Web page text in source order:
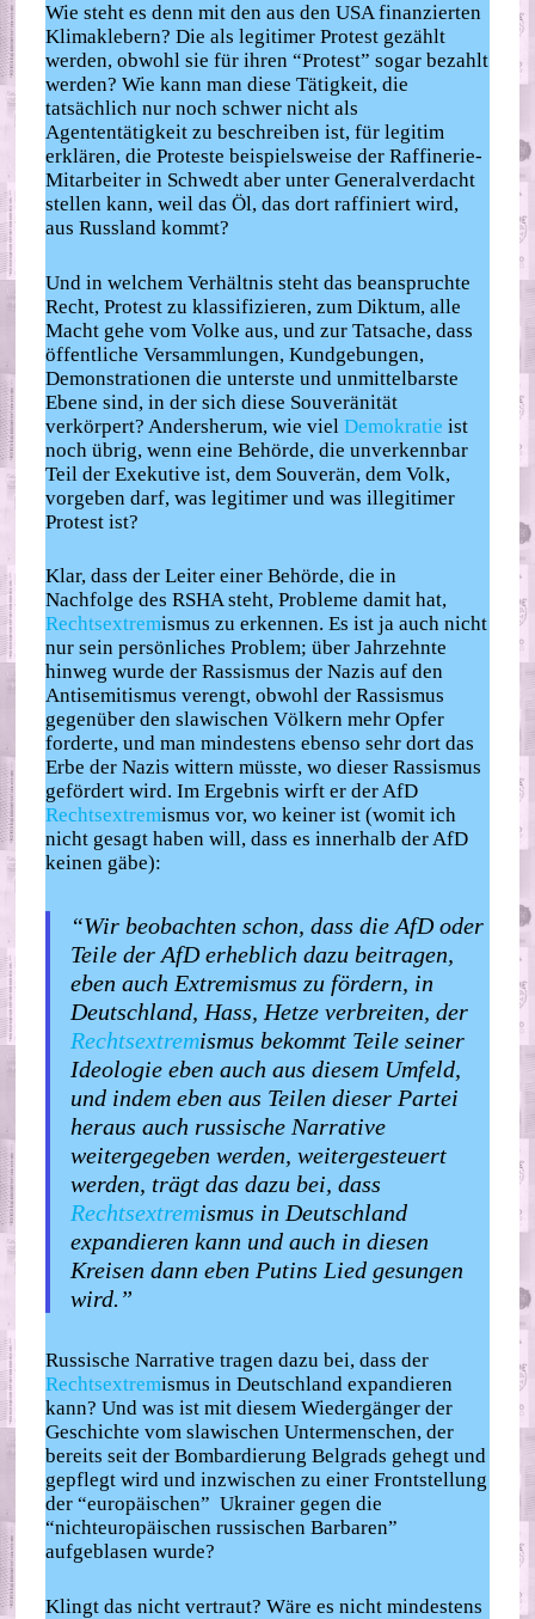
Wie steht es denn mit den aus den USA finanzierten
Klimaklebern? Die als legitimer Protest gezählt
werden, obwohl sie für ihren “Protest” sogar bezahlt
werden? Wie kann man diese Tätigkeit, die
tatsächlich nur noch schwer nicht als
Agententätigkeit zu beschreiben ist, für legitim
erklären, die Proteste beispielsweise der Raffinerie-
Mitarbeiter in Schwedt aber unter Generalverdacht
stellen kann, weil das Öl, das dort raffiniert wird,
aus Russland kommt?
Und in welchem Verhältnis steht das beanspruchte
Recht, Protest zu klassifizieren, zum Diktum, alle
Macht gehe vom Volke aus, und zur Tatsache, dass
öffentliche Versammlungen, Kundgebungen,
Demonstrationen die unterste und unmittelbarste
Ebene sind, in der sich diese Souveränität
verkörpert? Andersherum, wie vielDemokratie ist
noch übrig, wenn eine Behörde, die unverkennbar
Teil der Exekutive ist, dem Souverän, dem Volk,
vorgeben darf, was legitimer und was illegitimer
Protest ist?
Klar, dass der Leiter einer Behörde, die in
Nachfolge des RSHA steht, Probleme damit hat,
Rechtsextremismus zu erkennen. Es ist ja auch nicht
nur sein persönliches Problem; über Jahrzehnte
hinweg wurde der Rassismus der Nazis auf den
Antisemitismus verengt, obwohl der Rassismus
gegenüber den slawischen Völkern mehr Opfer
forderte, und man mindestens ebenso sehr dort das
Erbe der Nazis wittern müsste, wo dieser Rassismus
gefördert wird. Im Ergebnis wirft er der AfD
Rechtsextremismus vor, wo keiner ist (womit ich
nicht gesagt haben will, dass es innerhalb der AfD
keinen gäbe):
“Wir beobachten schon, dass die AfD oder
Teile der AfD erheblich dazu beitragen,
eben auch Extremismus zu fördern, in
Deutschland, Hass, Hetze verbreiten, der
Rechtsextremismus bekommt Teile seiner
Ideologie eben auch aus diesem Umfeld,
und indem eben aus Teilen dieser Partei
heraus auch russische Narrative
weitergegeben werden, weitergesteuert
werden, trägt das dazu bei, dass
Rechtsextremismus in Deutschland
expandieren kann und auch in diesen
Kreisen dann eben Putins Lied gesungen
wird.”
Russische Narrative tragen dazu bei, dass der
Rechtsextremismus in Deutschland expandieren
kann? Und was ist mit diesem Wiedergänger der
Geschichte vom slawischen Untermenschen, der
bereits seit der Bombardierung Belgrads gehegt und
gepflegt wird und inzwischen zu einer Frontstellung
der “europäischen” Ukrainer gegen die
“nichteuropäischen russischen Barbaren”
aufgeblasen wurde?
Klingt das nicht vertraut? Wäre es nicht mindestens